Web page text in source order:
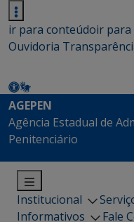
ir para conteúdoir para
Ouvidoria
AGEPEN
Agência Estadual de
Penitenciário
Institucional
Informativos
Fale